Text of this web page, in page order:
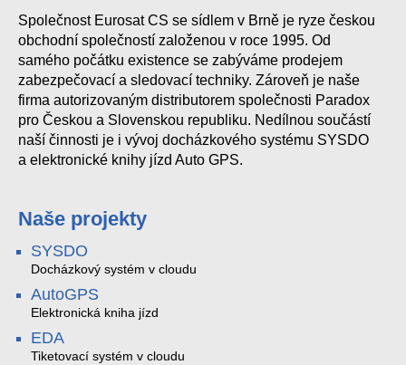
Společnost Eurosat CS se sídlem v Brně je ryze českou
obchodní společností založenou v roce 1995. Od
samého počátku existence se zabýváme prodejem
zabezpečovací a sledovací techniky. Zároveň je naše
firma autorizovaným distributorem společnosti Paradox
pro Českou a Slovenskou republiku. Nedílnou součástí
naší činnosti je i vývoj docházkového systému SYSDO
a elektronické knihy jízd Auto GPS.
Naše projekty
SYSDO
Docházkový systém v cloudu
AutoGPS
Elektronická kniha jízd
EDA
Tiketovací systém v cloudu